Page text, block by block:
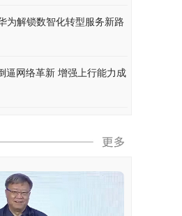
为解锁数智化转型服务新路
逼网络革新 增强上行能力成